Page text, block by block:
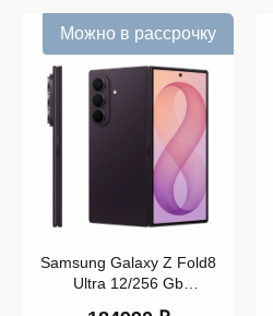
S25+
Samsung
Galaxy
S26
Samsung
Galaxy
S26 Ultra
Samsung
Galaxy
Можно в рассрочку
Samsung Galaxy Z Fold8
Ultra 12/256 Gb